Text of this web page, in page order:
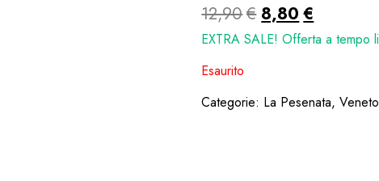
12,90€ Il
prezzo
12,90€.
8,80 €
prezzo
8,80€.
EXTRA SALE! Offerta a tempo
Esaurito
Categorie: La Pesenata,Veneto